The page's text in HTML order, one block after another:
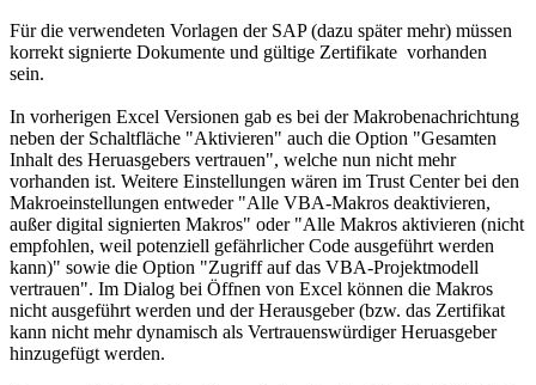
Für die verwendeten Vorlagen der SAP (dazu später mehr) müssen
korrekt signierte Dokumente und gültige Zertifikate vorhanden
sein.
In vorherigen Excel Versionen gab es bei der Makrobenachrichtung
neben der Schaltfläche "Aktivieren" auch die Option "Gesamten
Inhalt des Heruasgebers vertrauen", welche nun nicht mehr
vorhanden ist. Weitere Einstellungen wären im Trust Center bei den
Makroeinstellungen entweder "Alle VBA-Makros deaktivieren,
außer digital signierten Makros" oder "Alle Makros aktivieren (nicht
empfohlen, weil potenziell gefährlicher Code ausgeführt werden
kann)" sowie die Option "Zugriff auf das VBA-Projektmodell
vertrauen". Im Dialog bei Öffnen von Excel können die Makros
nicht ausgeführt werden und der Herausgeber (bzw. das Zertifikat
kann nicht mehr dynamisch als Vertrauenswürdiger Heruasgeber
hinzugefügt werden.